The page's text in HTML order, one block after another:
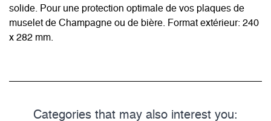
solide. Pour une protection optimale de vos plaques de
muselet de Champagne ou de bière. Format extérieur: 240
x 282 mm.
Categories that may also interest you: